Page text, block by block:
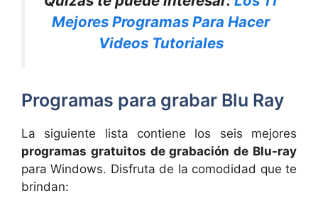
Mejores Programas Para Hacer
Videos Tutoriales
Programas para grabar Blu Ray
La siguiente lista contiene los seis mejores
programas gratuitos de grabación de Blu-ray
para Windows. Disfruta de la comodidad que te
brindan: